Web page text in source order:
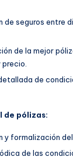
de seguros entre
de la mejor
de
de pólizas:
y formalización del
de las